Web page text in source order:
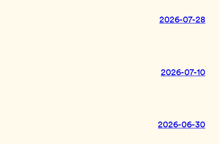
2026-07-28
2026-07-10
2026-06-30